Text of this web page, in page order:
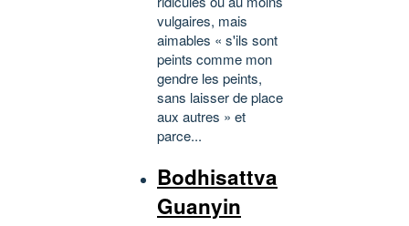
vulgaires, mais
aimables « s'ils sont
peints comme mon
gendre les peints,
sans laisser de place
aux autres » et
parce...
Bodhisattva
Guanyin